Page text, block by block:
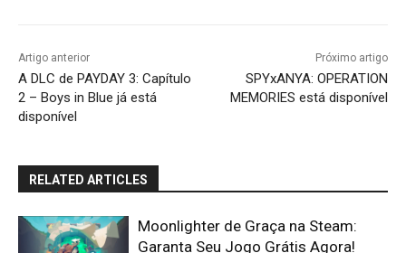
Artigo anterior
A DLC de PAYDAY 3: Capítulo
2 – Boys in Blue já está
disponível
Próximo artigo
SPYxANYA: OPERATION
MEMORIES está disponível
RELATED ARTICLES
Moonlighter de Graça na Steam:
Garanta Seu Jogo Grátis Agora!